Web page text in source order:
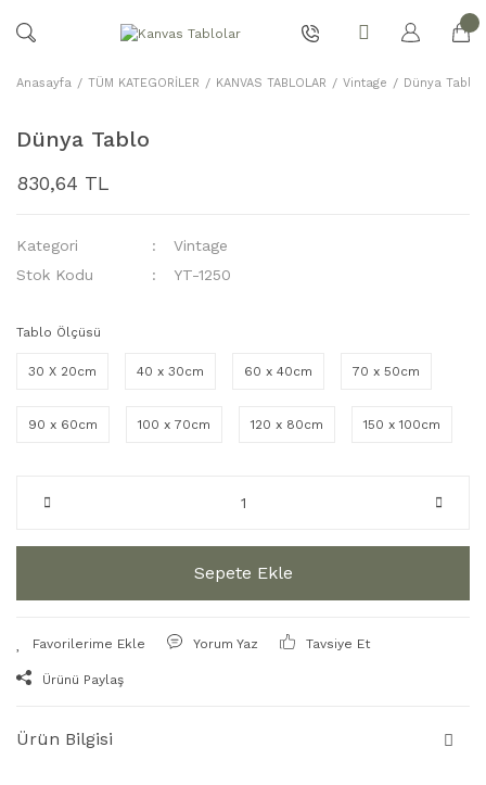
Anasayfa TÜM KATEGORİLER KANVAS TABLOLAR Vintage Dünya Tablo
Dünya Tablo
830,64 TL
Kategori
Vintage
Stok Kodu
YT-1250
Tablo Ölçüsü
30 X 20cm 40 x 30cm 60 x 40cm 70 x 50cm
90 x 60cm 100 x 70cm 120 x 80cm 150 x 100cm
Sepete Ekle
Yorum Yaz Tavsiye Et
Ürünü Paylaş
Ürün Bilgisi